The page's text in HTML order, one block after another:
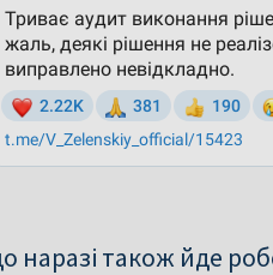
наразі також йде